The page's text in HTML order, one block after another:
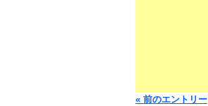
« 前のエントリー